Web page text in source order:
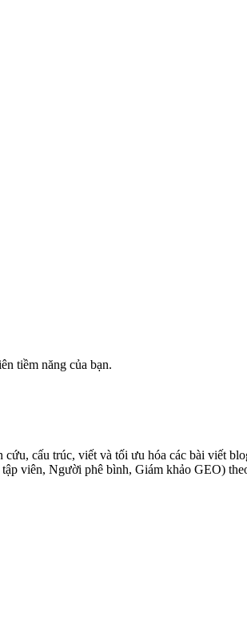
tiềm năng của bạn.
cấu trúc, viết và tối ưu hóa các bài viết
viên, Người phê bình, Giám khảo GEO)